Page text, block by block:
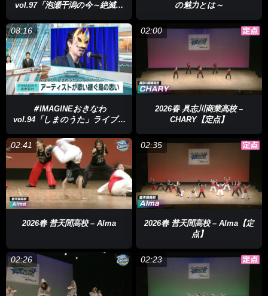
この歌詞のもとになったのは、沖縄からハワイに渡り移民を支
え、戦後復興に尽力した平良新助の琉歌。沖縄戦で全てを失った
うちなーんちゅを励ましたいという思いが込められています。
大城さん「戦争で痛めつけるだけ痛めつけられてそれでも立ち上
がれと。小さな島の発想ではなくて世界的な発想で沖縄を知らせ
ようと」
Rainさん「世界に知らせようってなかなか歌詞に出てくるイメ
530（ゴサマル）さん「世界で出た平良新助さんだからこそ作れ
た琉歌」
この「ひやみかち節」がアレンジされることについて、大城さん
は…
Rainさん
「大城さんからいっぱいパワーもいただいたので音楽
に変えていけたらと思います」
vol.97「泡瀬干潟の今～絶滅危
せ！」
の魅力とは～
08:16
＃IMAGINEおきなわ
vol.94「しまのうた」ライブ！
02:00
2026春 具志川商業高校 –
CHARY【定点】
02:41
2026春 普天間高校 – Alma
02:35
2026春 普天間高校 – Alma【定
点】
02:26 02:23